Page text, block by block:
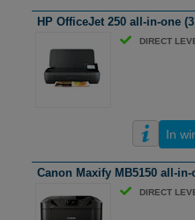
HP OfficeJet 250 all-in-one
DIRECT
In
Canon Maxify MB5150 all-
DIRECT